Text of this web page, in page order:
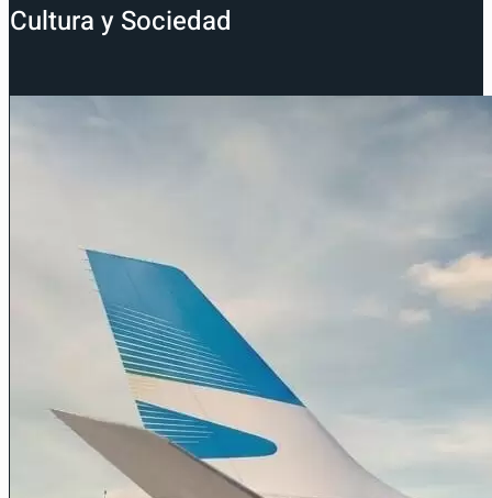
Cultura y Sociedad